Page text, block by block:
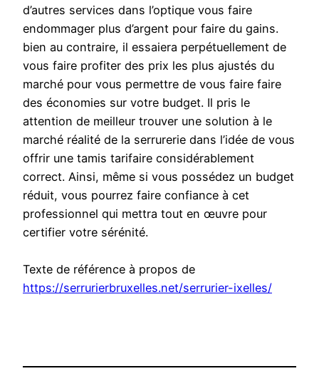
d’autres services dans l’optique vous faire
endommager plus d’argent pour faire du gains.
bien au contraire, il essaiera perpétuellement de
vous faire profiter des prix les plus ajustés du
marché pour vous permettre de vous faire faire
des économies sur votre budget. Il pris le
attention de meilleur trouver une solution à le
marché réalité de la serrurerie dans l’idée de vous
offrir une tamis tarifaire considérablement
correct. Ainsi, même si vous possédez un budget
réduit, vous pourrez faire confiance à cet
professionnel qui mettra tout en œuvre pour
certifier votre sérénité.
Texte de référence à propos de
https://serrurierbruxelles.net/serrurier-ixelles/